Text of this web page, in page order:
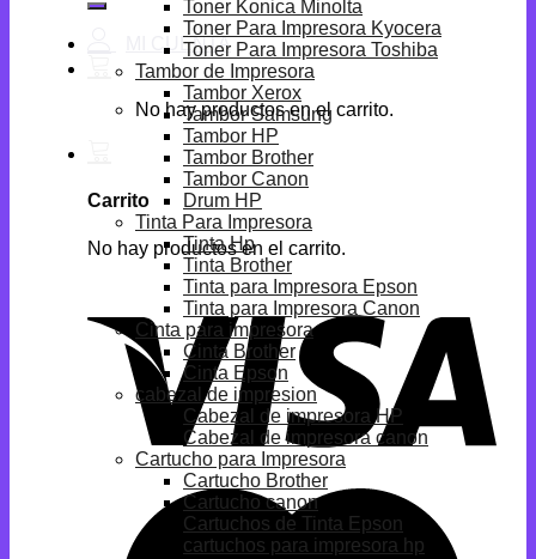
No hay productos en el carrito.
Carrito
No hay productos en el carrito.
Toner Konica Minolta
Toner Para Impresora Kyocera
Toner Para Impresora Toshiba
Tambor de Impresora
Tambor Xerox
Tambor Samsung
Tambor HP
Tambor Brother
Tambor Canon
Drum HP
Tinta Para Impresora
Tinta Hp
Tinta Brother
Tinta para Impresora Epson
Tinta para Impresora Canon
Cinta para impresora
Cinta Brother
Cinta Epson
cabezal de impresion
Cabezal de impresora HP
Cabezal de impresora canon
Cartucho para Impresora
Cartucho Brother
Cartucho canon
Cartuchos de Tinta Epson
cartuchos para impresora hp